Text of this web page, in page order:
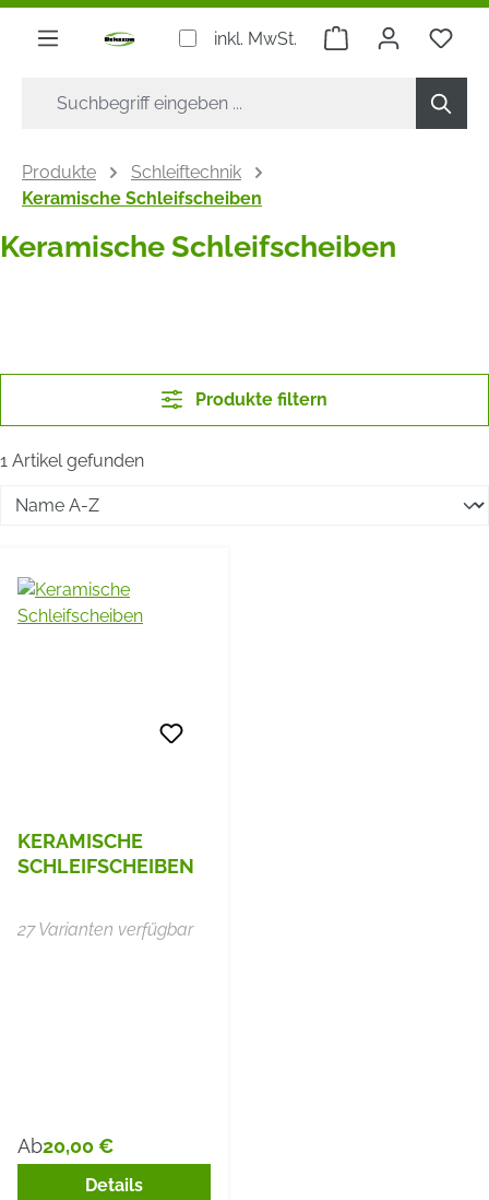
springen
inkl. MwSt. Warenkorb Du
Produkte
Schleiftechnik
Keramische Schleifscheiben
Keramische Schleifscheiben
Produkte filtern
1 Artikel gefunden
KERAMISCHE
SCHLEIFSCHEIBEN
27 Varianten verfügbar
Regulärer Preis:
Ab20,00 €
Details